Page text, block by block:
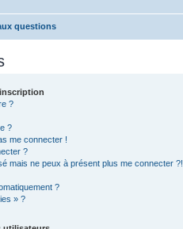
questions
?
?
me connecter !
?
mais ne peux à présent plus me connecter ?!
?
» ?